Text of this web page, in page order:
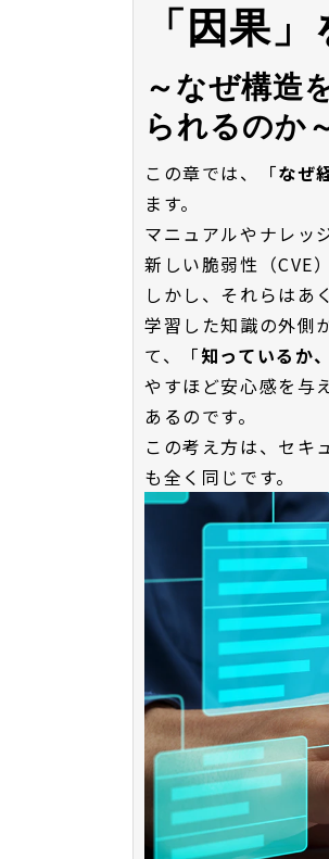
「因果」
～なぜ構造
られるのか
この章では、「なぜ
ます。
マニュアルやナレッ
新しい脆弱性（CVE
しかし、それらはあ
学習した知識の外側
て、「知っているか
やすほど安心感を与
あるのです。
この考え方は、セキ
も全く同じです。